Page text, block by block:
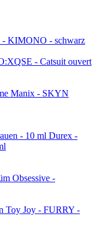
- KIMONO - schwarz
- Catsuit ouvert
Manix - SKYN
Durex -
Obsessive -
Toy Joy - FURRY -